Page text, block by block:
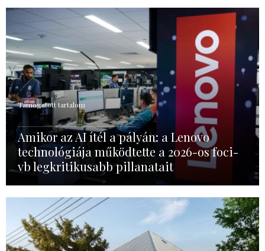
Támogatott tartalom
Amikor az AI ítél a pályán: a Lenovo
technológiája működtette a 2026-os foci-
vb legkritikusabb pillanatait